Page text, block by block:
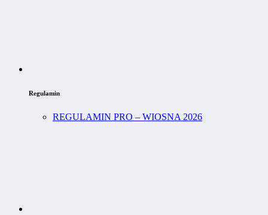
Regulamin
REGULAMIN PRO – WIOSNA 2026